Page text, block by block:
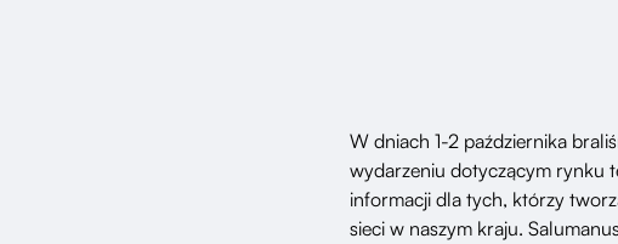
W dniach 1-2 października
wydarzeniu dotyczącym rynku
informacji dla tych, którzy
sieci w naszym kraju.